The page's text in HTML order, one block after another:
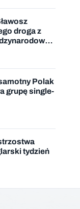
droga z
Polak
grupę single-
tydzień